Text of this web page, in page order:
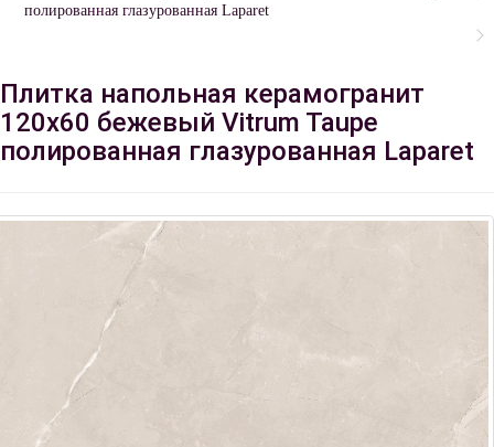
полированная глазурованная Laparet
Плитка напольная керамогранит
120x60 бежевый Vitrum Taupe
полированная глазурованная Laparet